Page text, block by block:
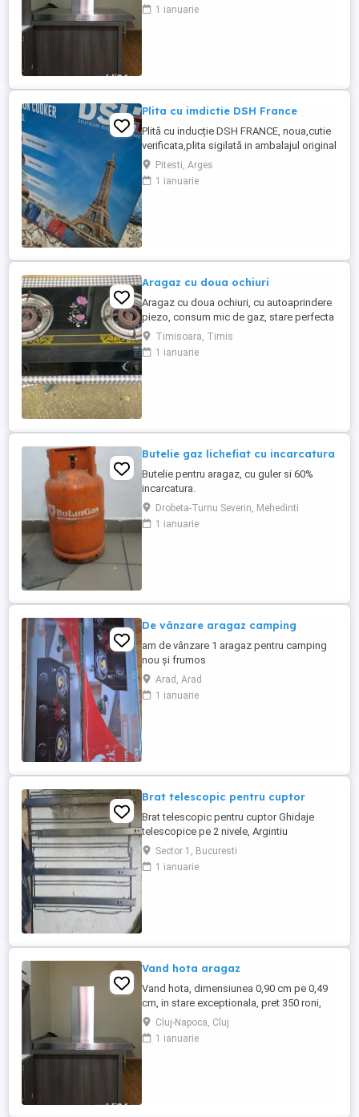
1 ianuarie
Plita cu imdictie DSH France
Plită cu inducție DSH FRANCE, noua,cutie
verificata,plita sigilată in ambalajul original
Prețul producătorului este de 600 euro. Se
poate verifica pe siteul producătorului.
Butoane cu ecran tactil. Suprafața netedă.
Pitesti, Arges
1 ianuarie
Aragaz cu doua ochiuri
Aragaz cu doua ochiuri, cu autoaprindere
piezo, consum mic de gaz, stare perfecta
de functionare si aspect impecabil
Timisoara, Timis
1 ianuarie
Butelie gaz lichefiat cu incarcatura
Butelie pentru aragaz, cu guler si 60%
incarcatura.
Drobeta-Turnu Severin, Mehedinti
1 ianuarie
De vânzare aragaz camping
am de vânzare 1 aragaz pentru camping
nou și frumos
Arad, Arad
1 ianuarie
Brat telescopic pentru cuptor
Brat telescopic pentru cuptor Ghidaje
telescopice pe 2 nivele, Argintiu
Ghidaj/Sina telescopica cuptor -
stânga/dreapta DESCRIERE Sunt noi si
foarte utile pentru a scoate tava din cuptor
Sector 1, Bucuresti
1 ianuarie
Vand hota aragaz
Vand hota, dimensiunea 0,90 cm pe 0,49
cm, in stare exceptionala, pret 350 roni,
detali la tel
Cluj-Napoca, Cluj
1 ianuarie